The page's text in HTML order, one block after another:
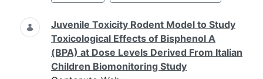
Juvenile Toxicity Rodent Model to Study
Toxicological Effects of Bisphenol A
(BPA) at Dose Levels Derived From Italian
Children Biomonitoring Study